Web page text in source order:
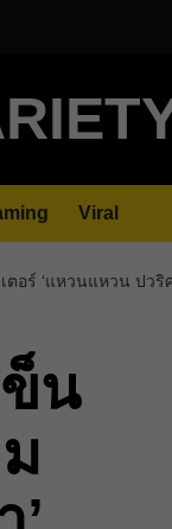
Viral
ตอร์ ‘แหวนแหวน ปวริ
น